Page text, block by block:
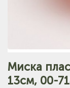
Миска
13см, 00-